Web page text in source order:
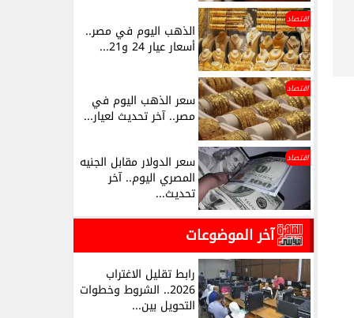
اقتصاد
الذهب اليوم في مصر..
أسعار عيار 24 و21...
اقتصاد
سعر الذهب اليوم في
مصر.. آخر تحديث لعيار...
اقتصاد سعر الدولار مقابل الجنيه
المصري اليوم.. آخر
تحديث...
آخر الموضوعات
رابط تقليل الاغتراب
2026.. الشروط وخطوات
التحويل بين...